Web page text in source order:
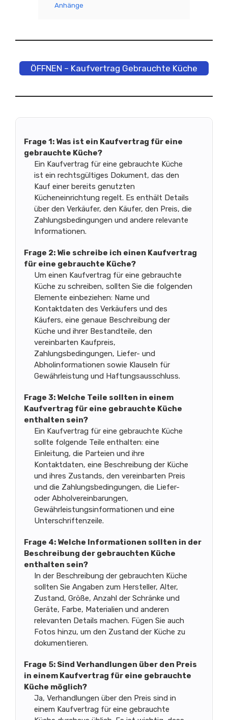
Anhänge
ÖFFNEN – Kaufvertrag Gebrauchte Küche
Frage 1: Was ist ein Kaufvertrag für eine
gebrauchte Küche?
Ein Kaufvertrag für eine gebrauchte Küche
ist ein rechtsgültiges Dokument, das den
Kauf einer bereits genutzten
Kücheneinrichtung regelt. Es enthält Details
über den Verkäufer, den Käufer, den Preis, die
Zahlungsbedingungen und andere relevante
Informationen.
Frage 2: Wie schreibe ich einen Kaufvertrag
für eine gebrauchte Küche?
Um einen Kaufvertrag für eine gebrauchte
Küche zu schreiben, sollten Sie die folgenden
Elemente einbeziehen: Name und
Kontaktdaten des Verkäufers und des
Käufers, eine genaue Beschreibung der
Küche und ihrer Bestandteile, den
vereinbarten Kaufpreis,
Zahlungsbedingungen, Liefer- und
Abholinformationen sowie Klauseln für
Gewährleistung und Haftungsausschluss.
Frage 3: Welche Teile sollten in einem
Kaufvertrag für eine gebrauchte Küche
enthalten sein?
Ein Kaufvertrag für eine gebrauchte Küche
sollte folgende Teile enthalten: eine
Einleitung, die Parteien und ihre
Kontaktdaten, eine Beschreibung der Küche
und ihres Zustands, den vereinbarten Preis
und die Zahlungsbedingungen, die Liefer-
oder Abholvereinbarungen,
Gewährleistungsinformationen und eine
Unterschriftenzeile.
Frage 4: Welche Informationen sollten in der
Beschreibung der gebrauchten Küche
enthalten sein?
In der Beschreibung der gebrauchten Küche
sollten Sie Angaben zum Hersteller, Alter,
Zustand, Größe, Anzahl der Schränke und
Geräte, Farbe, Materialien und anderen
relevanten Details machen. Fügen Sie auch
Fotos hinzu, um den Zustand der Küche zu
dokumentieren.
Frage 5: Sind Verhandlungen über den Preis
in einem Kaufvertrag für eine gebrauchte
Küche möglich?
Ja, Verhandlungen über den Preis sind in
einem Kaufvertrag für eine gebrauchte